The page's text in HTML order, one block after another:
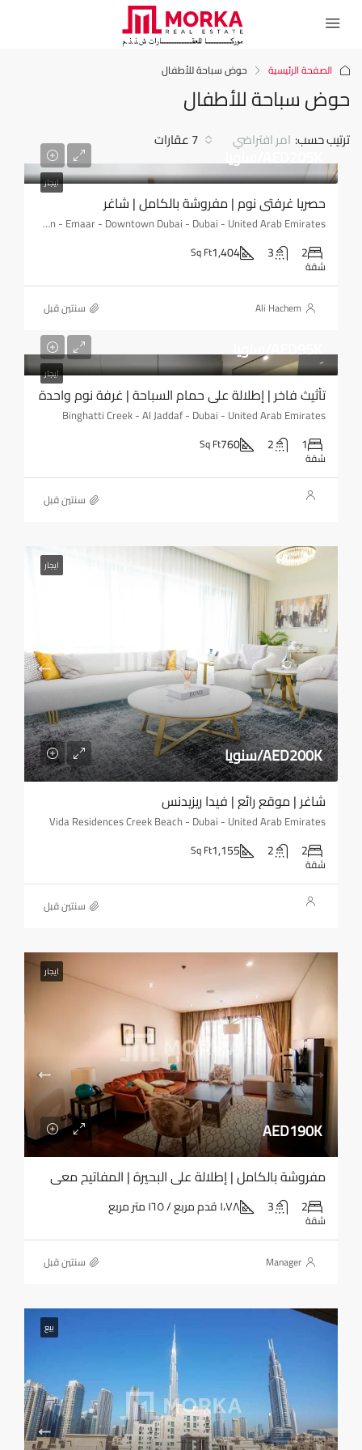
الصفحة الرئيسية حوض سباحة للأطفال
حوض سباحة للأطفال
7 عقارات ترتيب حسب: امر افتراضي
ايجار
AED205K/سنويا
حصريا غرفتي نوم | مفروشة بالكامل | شاغر
BLVD Heights - Downtown - Emaar - Downtown Dubai - Dubai - United Arab Emirates
2
3
1,404
Sq Ft
شقة
Ali Hachem ‏سنتين قبل
ايجار
AED95K/سنويا
تأثيث فاخر | إطلالة على حمام السباحة | غرفة نوم واحدة
Binghatti Creek - Al Jaddaf - Dubai - United Arab Emirates
1
2
760
Sq Ft
شقة
‏سنتين قبل
ايجار
AED200K/سنويا
شاغر | موقع رائع | فيدا ريزيدنس
Vida Residences Creek Beach - Dubai - United Arab Emirates
2
2
1,155
Sq Ft
شقة
‏سنتين قبل
ايجار
AED190K
مفروشة بالكامل | إطلالة على البحيرة | المفاتيح معي
2
3 ١،٧٨ قدم مربع / ١٦٥ متر مربع
شقة
Manager ‏سنتين قبل
بيع